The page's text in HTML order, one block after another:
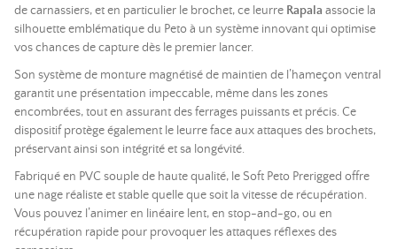
de carnassiers, et en particulier le brochet, ce leurre Rapala associe la
silhouette emblématique du Peto à un système innovant qui optimise
vos chances de capture dès le premier lancer.
Son système de monture magnétisé de maintien de l’hameçon ventral
garantit une présentation impeccable, même dans les zones
encombrées, tout en assurant des ferrages puissants et précis. Ce
dispositif protège également le leurre face aux attaques des brochets,
préservant ainsi son intégrité et sa longévité.
Fabriqué en PVC souple de haute qualité, le Soft Peto Prerigged offre
une nage réaliste et stable quelle que soit la vitesse de récupération.
Vous pouvez l’animer en linéaire lent, en stop-and-go, ou en
récupération rapide pour provoquer les attaques réflexes des